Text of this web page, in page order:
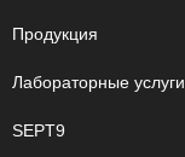
Продукция
Лабораторные услуги
SEPT9